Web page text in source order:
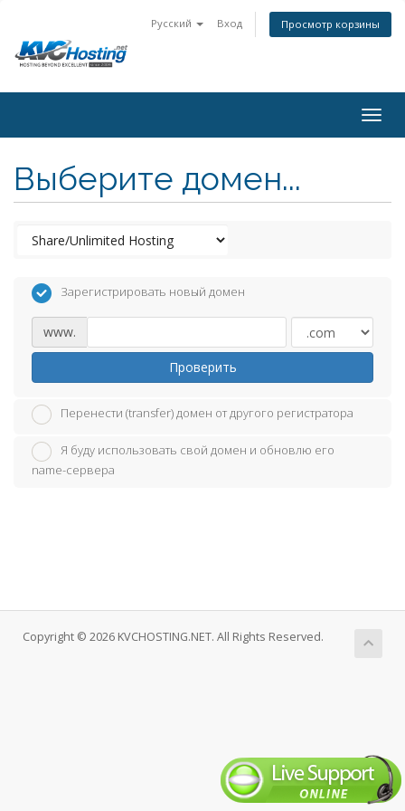
Русский Вход Просмотр корзины
Выберите домен...
Зарегистрировать новый домен
www.
Проверить
Перенести (transfer) домен от другого регистратора
Я буду использовать свой домен и обновлю его
name-сервера
Copyright © 2026 KVCHOSTING.NET. All Rights Reserved.